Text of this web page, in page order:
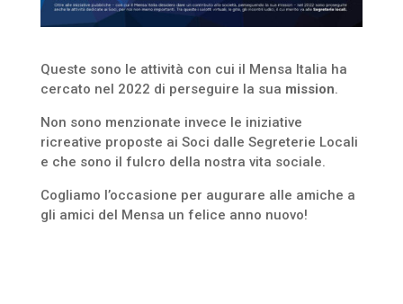
Queste sono le attività con cui il Mensa Italia ha
cercato nel 2022 di perseguire la sua mission.
Non sono menzionate invece le iniziative
ricreative proposte ai Soci dalle Segreterie Locali
e che sono il fulcro della nostra vita sociale.
Cogliamo l’occasione per augurare alle amiche a
gli amici del Mensa un felice anno nuovo!